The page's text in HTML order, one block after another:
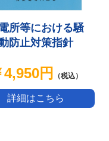
所等における騒
防止対策指針
4,950円 （税込）
詳細はこちら